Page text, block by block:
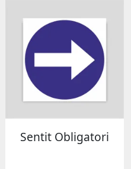
Sentit Obligatori